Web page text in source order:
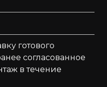
готового
согласованное
в течение